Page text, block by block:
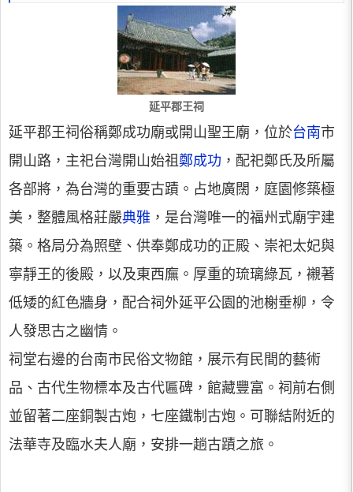
延平郡王祠
延平郡王祠俗稱鄭成功廟或開山聖王廟，位於台南市
開山路，主祀台灣開山始祖鄭成功 ，配祀鄭氏及所屬
各部將，為台灣的重要古蹟。占地廣闊，庭園修築極
美，整體風格莊嚴典雅 ，是台灣唯一的福州式廟宇建
築。格局分為照壁、供奉鄭成功的正殿、崇祀太妃與
寧靜王的後殿，以及東西廡。厚重的琉璃綠瓦，襯著
低矮的紅色牆身，配合祠外延平公園的池榭垂柳，令
人發思古之幽情。
祠堂右邊的台南市民俗文物館，展示有民間的藝術
品、古代生物標本及古代匾碑，館藏豐富。祠前右側
並留著二座銅製古炮，七座鐵制古炮。可聯結附近的
法華寺及臨水夫人廟，安排一趟古蹟之旅。